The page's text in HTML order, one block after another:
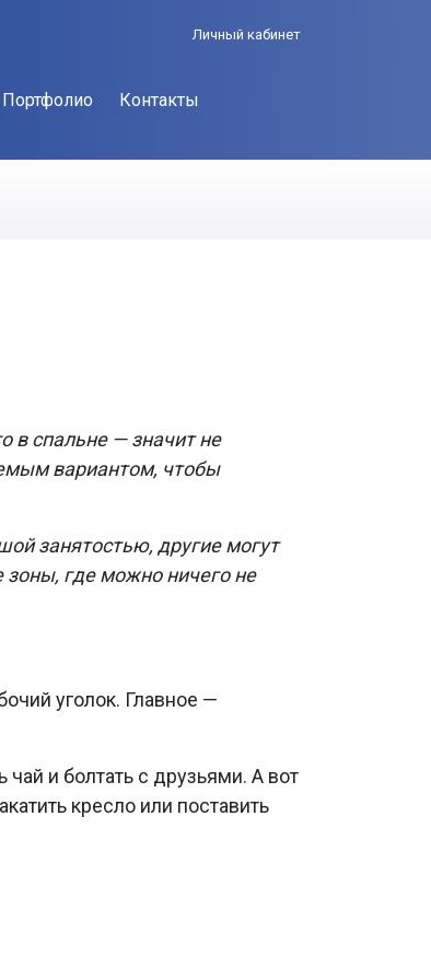
Личный кабинет
Портфолио Контакты
в спальне — значит не
вариантом, чтобы
занятостью, другие могут
где можно ничего не
уголок. Главное —
и болтать с друзьями. А вот
кресло или поставить